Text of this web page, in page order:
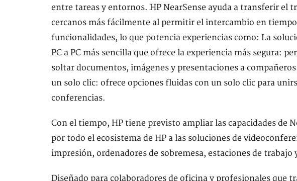
entre tareas y entornos. HP NearSense ayuda a transferir el
cercanos más fácilmente al permitir el intercambio en
funcionalidades, lo que potencia experiencias como: La
PC a PC más sencilla que ofrece la experiencia más segura:
soltar documentos, imágenes y presentaciones a
un solo clic: ofrece opciones fluidas con un solo clic para
conferencias.
Con el tiempo, HP tiene previsto ampliar las capacidades de
por todo el ecosistema de HP a las soluciones de
impresión, ordenadores de sobremesa, estaciones de
Diseñado para colaboradores de oficina y profesionales que